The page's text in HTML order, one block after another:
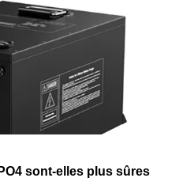
sont-elles plus sûres